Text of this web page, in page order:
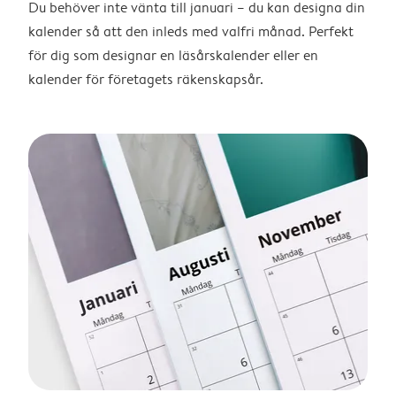
Du behöver inte vänta till januari – du kan designa din
kalender så att den inleds med valfri månad. Perfekt
för dig som designar en läsårskalender eller en
kalender för företagets räkenskapsår.